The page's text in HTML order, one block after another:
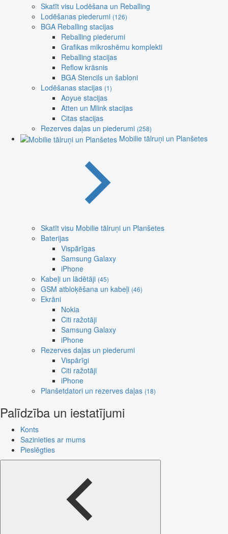
Skatīt visu Lodēšana un Reballing
Lodēšanas piederumi (126)
BGA Reballing stacijas
Reballing piederumi
Grafikas mikroshēmu komplekti
Reballing stacijas
Reflow krāsnis
BGA Stencils un šabloni
Lodēšanas stacijas (1)
Aoyue stacijas
Atten un Mlink stacijas
Citas stacijas
Rezerves daļas un piederumi (258)
Mobilie tālruņi un Planšetes
Skatīt visu Mobilie tālruņi un Planšetes
Baterijas
Vispārīgas
Samsung Galaxy
iPhone
Kabeļi un lādētāji (45)
GSM atbloķēšana un kabeļi (46)
Ekrāni
Nokia
Citi ražotāji
Samsung Galaxy
iPhone
Rezerves daļas un piederumi
Vispārīgi
Citi ražotāji
iPhone
Planšetdatori un rezerves daļas (18)
Palīdzība un iestatījumi
Konts
Sazinieties ar mums
Pieslēgties